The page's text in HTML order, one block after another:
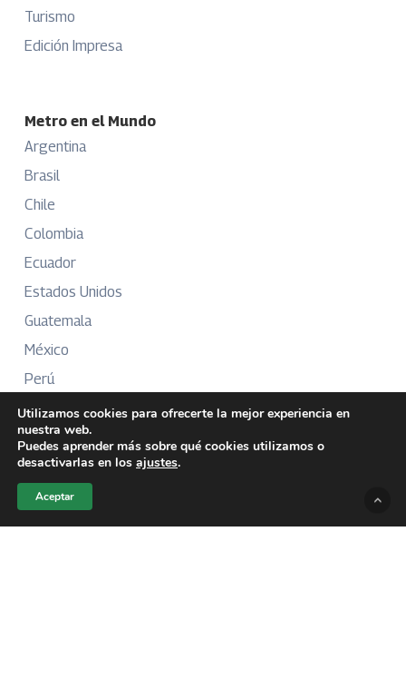
Turismo
Edición Impresa
Metro en el Mundo
Argentina
Brasil
Chile
Colombia
Ecuador
Estados Unidos
Guatemala
México
Perú
Puerto Rico
Más Información
Sobre Nosotros
Utilizamos cookies para ofrecerte la mejor experiencia en
nuestra web.
Puedes aprender más sobre qué cookies utilizamos o
desactivarlas en los ajustes.
Aceptar